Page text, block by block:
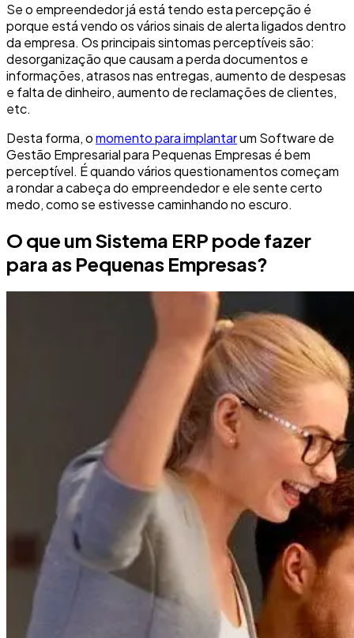
Se o empreendedor já está tendo esta percepção é
porque está vendo os vários sinais de alerta ligados dentro
da empresa. Os principais sintomas perceptíveis são:
desorganização que causam a perda documentos e
informações, atrasos nas entregas, aumento de despesas
e falta de dinheiro, aumento de reclamações de clientes,
etc.
Desta forma, omomento para implantarum Software de
Gestão Empresarial para Pequenas Empresas é bem
perceptível. É quando vários questionamentos começam
a rondar a cabeça do empreendedor e ele sente certo
medo, como se estivesse caminhando no escuro.
O que um Sistema ERP pode fazer
para as Pequenas Empresas?